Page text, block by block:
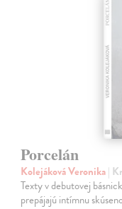
Porcelán
Kolejáková Veronika|
Texty v debutovej
prepájajú intímnu